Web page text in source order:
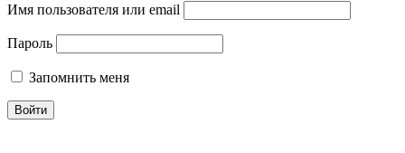
Имя пользователя или email
Пароль
Запомнить меня